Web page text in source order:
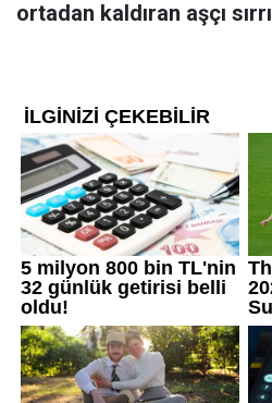
ortadan kaldıran aşçı sırrı